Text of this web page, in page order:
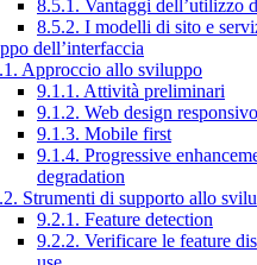
8.5.1. Vantaggi dell’utilizzo
8.5.2. I modelli di sito e
dell’interfaccia
Approccio allo sviluppo
9.1.1. Attività preliminari
9.1.2. Web design
9.1.3. Mobile first
9.1.4. Progressive
degradation
Strumenti di supporto allo
9.2.1. Feature detection
9.2.2. Verificare le feature